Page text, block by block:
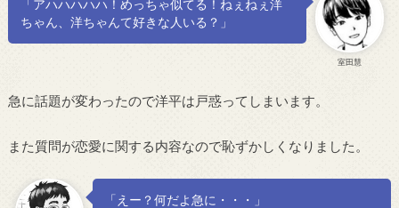
室田慧
「アハハハハハ！めっちゃ似てる！ねぇねぇ洋
ちゃん、洋ちゃんて好きな人いる？」
急に話題が変わったので洋平は戸惑ってしまいます。
また質問が恋愛に関する内容なので恥ずかしくなりました。
「えー？何だよ急に・・・」